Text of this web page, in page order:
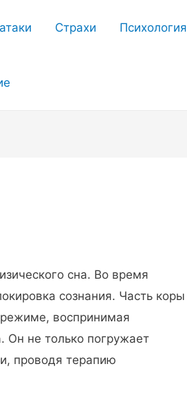
Страхи Психология
сна. Во время
сознания. Часть коры
воспринимая
Он не только погружает
проводя терапию